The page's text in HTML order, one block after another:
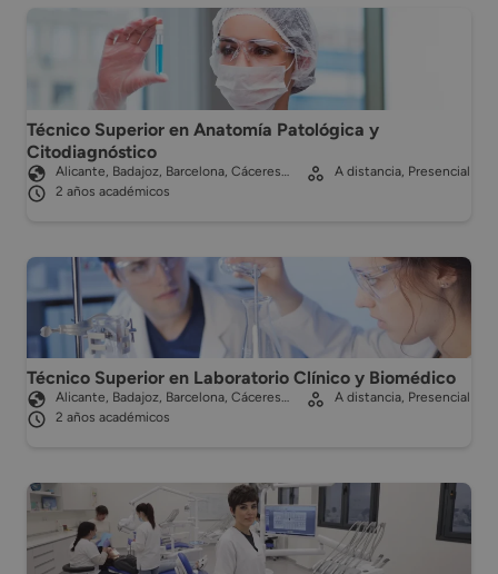
Técnico Superior en Anatomía Patológica y
Citodiagnóstico
Alicante, Badajoz, Barcelona, Cáceres…
2 años académicos
A distancia, Presencial
Técnico Superior en Laboratorio Clínico y Biomédico
Alicante, Badajoz, Barcelona, Cáceres…
2 años académicos
A distancia, Presencial